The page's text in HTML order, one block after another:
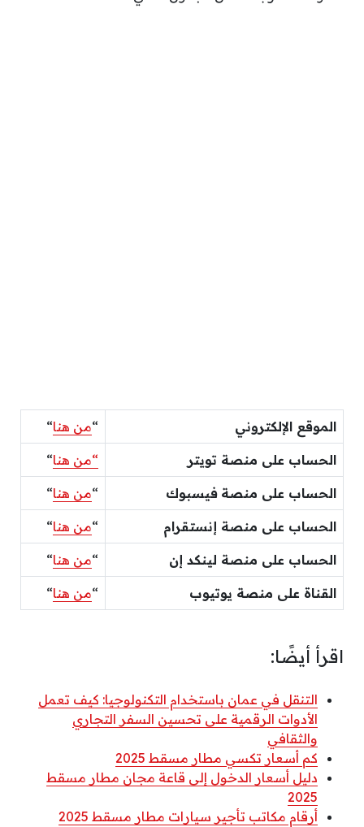
الموقع الإلكتروني “من هنا“
الحساب على منصة تويتر “من هنا“
الحساب على منصة فيسبوك “من هنا“
الحساب على منصة إنستقرام “من هنا“
الحساب على منصة لينكد إن “من هنا“
القناة على منصة يوتيوب “من هنا“
اقرأ أيضًا:
التنقل في عمان باستخدام التكنولوجيا: كيف تعمل
الأدوات الرقمية على تحسين السفر التجاري
والثقافي
كم أسعار تكسي مطار مسقط 2025
دليل أسعار الدخول إلى قاعة مجان مطار مسقط
2025
أرقام مكاتب تأجير سيارات مطار مسقط 2025